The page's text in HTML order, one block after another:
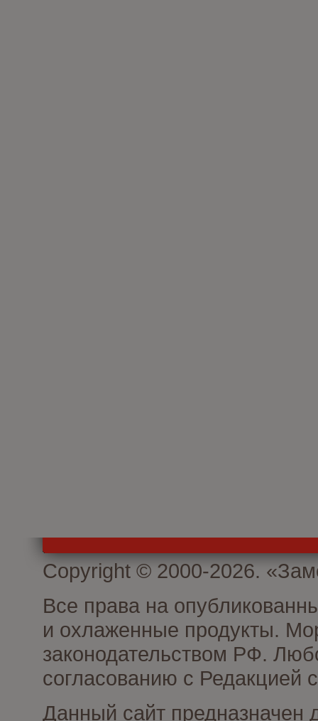
Copyright © 2000-2026.
Все права на
и охлаженные продукты.
законодательством РФ.
согласованию с Редакцией
Данный сайт предназначен